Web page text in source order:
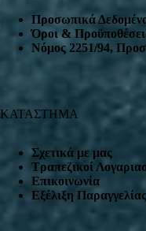
Προσωπικά
Όροι &
Nόμος 2251/94,
ΚΑΤΑΣΤΗΜΑ
Σχετικά με μας
Τραπεζικοί
Επικοινωνία
Εξέλιξη Παραγγελίας